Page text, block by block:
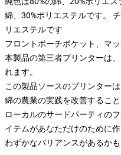
綿、30%ポリエステルです。
リエステルです
フロントポーチポケット、マ
本製品の第三者プリンターは
れます。
この製品ソースのプリンター
綿の農業の実践を改善するこ
ローカルのサードパーティの
イテムがあなただけのために
わずかなバリアンスがあるか